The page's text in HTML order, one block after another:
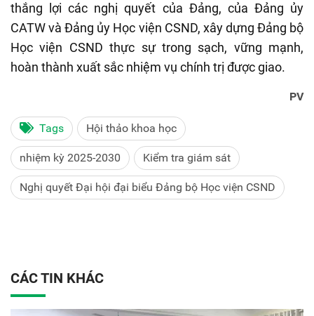
thắng lợi các nghị quyết của Đảng, của Đảng ủy
CATW và Đảng ủy Học viện CSND, xây dựng Đảng bộ
Học viện CSND thực sự trong sạch, vững mạnh,
hoàn thành xuất sắc nhiệm vụ chính trị được giao.
PV
Tags Hội thảo khoa học
nhiệm kỳ 2025-2030 Kiểm tra giám sát
Nghị quyết Đại hội đại biểu Đảng bộ Học viện CSND
CÁC TIN KHÁC